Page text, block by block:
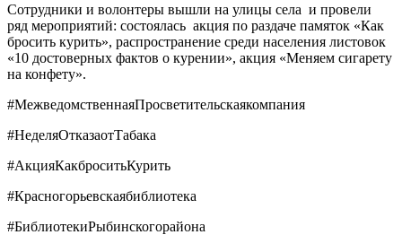
Сотрудники и волонтеры вышли на улицы села и провели
ряд мероприятий: состоялась акция по раздаче памяток «Как
бросить курить», распространение среди населения листовок
«10 достоверных фактов о курении», акция «Меняем сигарету
на конфету».
#МежведомственнаяПросветительскаякомпания
#НеделяОтказаотТабака
#АкцияКакброситьКурить
#Красногорьевскаябиблиотека
#БиблиотекиРыбинскогорайона